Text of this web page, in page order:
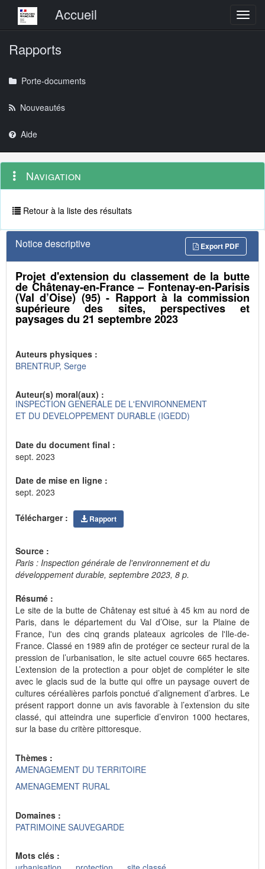
Menu principalAccueil
Rapports
Porte-documents
Nouveautés
Aide
Navigation
outils
Menu
contextuel
Navigation
Retour à la liste des résultats
Notice descriptive Export PDF
Projet d'extension du classement de la butte
de Châtenay-en-France – Fontenay-en-Parisis
(Val d’Oise) (95) - Rapport à la commission
supérieure des sites, perspectives et
paysages du 21 septembre 2023
Auteurs physiques :
BRENTRUP, Serge
Auteur(s) moral(aux) :
INSPECTION GENERALE DE L'ENVIRONNEMENT
ET DU DEVELOPPEMENT DURABLE (IGEDD)
Date du document final :
sept. 2023
Date de mise en ligne :
sept. 2023
Télécharger : Rapport
Source :
Paris : Inspection générale de l'environnement et du
développement durable, septembre 2023, 8 p.
Résumé :
Le site de la butte de Châtenay est situé à 45 km au nord de
Paris, dans le département du Val d’Oise, sur la Plaine de
France, l'un des cinq grands plateaux agricoles de l'Ile-de-
France. Classé en 1989 afin de protéger ce secteur rural de la
pression de l’urbanisation, le site actuel couvre 665 hectares.
L’extension de la protection a pour objet de compléter le site
avec le glacis sud de la butte qui offre un paysage ouvert de
cultures céréalières parfois ponctué d’alignement d’arbres. Le
présent rapport donne un avis favorable à l’extension du site
classé, qui atteindra une superficie d’environ 1000 hectares,
sur la base du critère pittoresque.
Thèmes :
AMENAGEMENT DU TERRITOIRE
AMENAGEMENT RURAL
Domaines :
PATRIMOINE SAUVEGARDE
Mots clés :